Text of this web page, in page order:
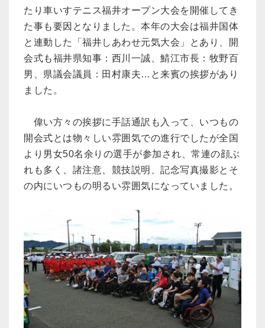
たり車いすテニス福井オープン大会を開催してき
た事も要因となりました。本年の大会は福井国体
と連動した「福井しあわせ元気大会」とあり、開
会式も福井県知事：西川一誠、鯖江市長：牧野百
男、県議会議員：田村康夫…と来賓の挨拶があり
ました。
偉い方々の挨拶に手話通訳も入って、いつもの
開会式とは物々しい雰囲気での進行でしたが全国
より男女50名余りの選手が参加され、常連の顔ぶ
れも多く、諸注意、競技説明、記念写真撮影とそ
の内にいつもの明るい雰囲気になっていました。